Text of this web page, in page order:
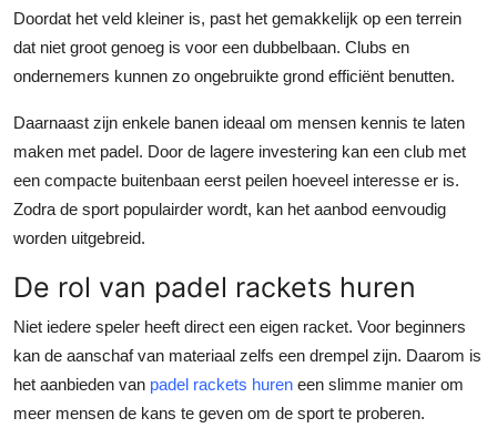
Doordat het veld kleiner is, past het gemakkelijk op een terrein
dat niet groot genoeg is voor een dubbelbaan. Clubs en
ondernemers kunnen zo ongebruikte grond efficiënt benutten.
Daarnaast zijn enkele banen ideaal om mensen kennis te laten
maken met padel. Door de lagere investering kan een club met
een compacte buitenbaan eerst peilen hoeveel interesse er is.
Zodra de sport populairder wordt, kan het aanbod eenvoudig
worden uitgebreid.
De rol van padel rackets huren
Niet iedere speler heeft direct een eigen racket. Voor beginners
kan de aanschaf van materiaal zelfs een drempel zijn. Daarom is
het aanbieden van padel rackets huren een slimme manier om
meer mensen de kans te geven om de sport te proberen.